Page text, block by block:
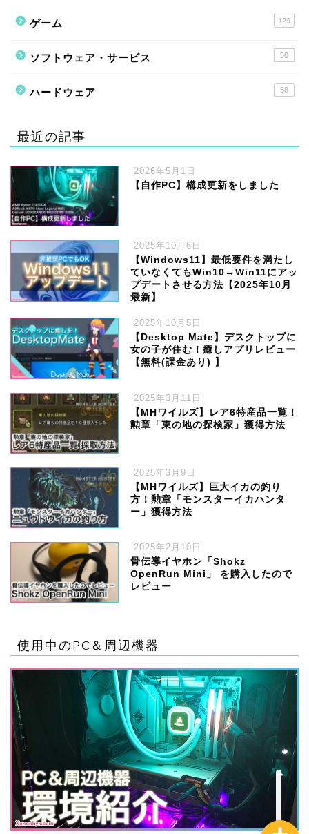
ゲーム 129
ソフトウェア・サービス 50
ハードウェア 58
最近の記事
2026年5月1日
【自作PC】構成更新をしました
2025年10月6日
【Windows11】最低要件を満たし
ていなくてもWin10→Win11にアッ
プデートさせる方法【2025年10月
最新】
2025年10月5日
【Desktop Mate】デスクトップに
女の子が住む！癒しアプリレビュー
【無料(課金あり) 】
2025年3月11日
【MHワイルズ】レア6特産品一覧！
勲章「東の地の探検家」獲得方法
2025年3月9日
【MHワイルズ】巨大イカの釣り
方！勲章「モンスターイカハンタ
ー」獲得方法
2025年2月10日
骨伝導イヤホン「Shokz
OpenRun Mini」 を購入したので
レビュー
使用中のPC＆周辺機器
ゲーム
ソフトウェア・サービス
ガジェット